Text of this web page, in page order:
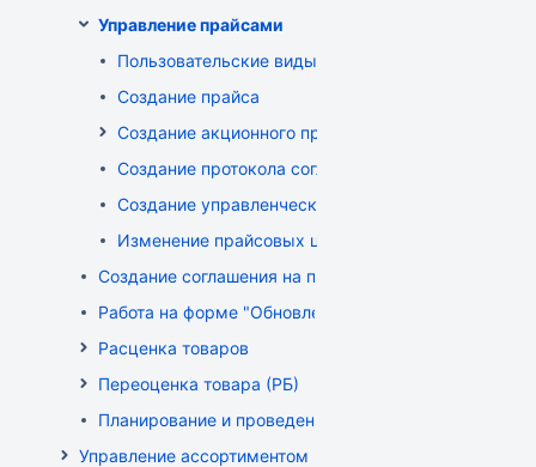
Управление прайсами
Пользовательские виды цен
Создание прайса
Создание акционного прайса
Создание протокола согласования цен
Создание управленческого прайса
Изменение прайсовых цен
Создание соглашения на поставку
Работа на форме "Обновление розничных цен"
Расценка товаров
Переоценка товара (РБ)
Планирование и проведение акций
Управление ассортиментом магазинов